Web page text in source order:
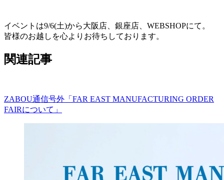
イベントは9/6(土)から大阪店、銀座店、WEBSHOPにて。
皆様のお越しを心よりお待ちしております。
関連記事
ZABOU通信号外「FAR EAST MANUFACTURING ORDER
FAIRについて」